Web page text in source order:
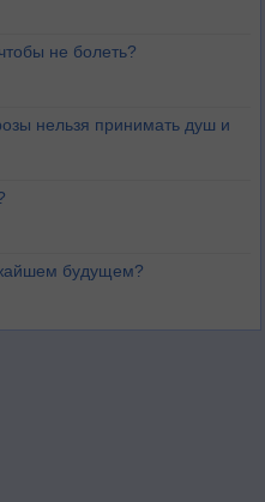
не болеть?
нельзя принимать душ и
будущем?